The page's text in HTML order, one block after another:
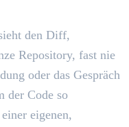
den Diff,
Repository, fast nie
oder das Gespräch
der Code so
eigenen,